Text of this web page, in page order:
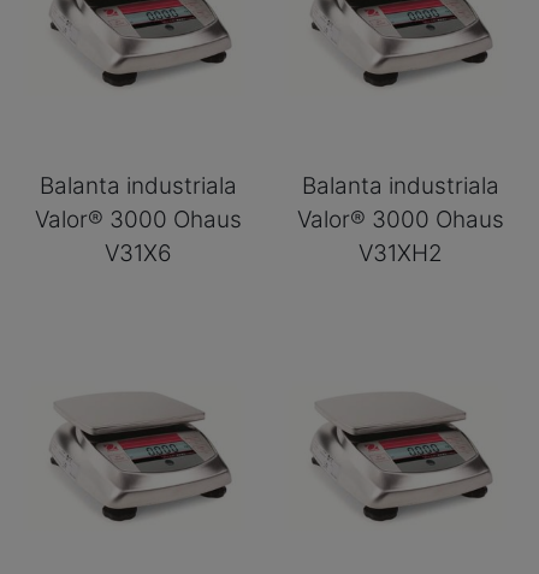
Balanta industriala
Valor® 3000 Ohaus
V31X6
Balanta industriala
Valor® 3000 Ohaus
V31XH2